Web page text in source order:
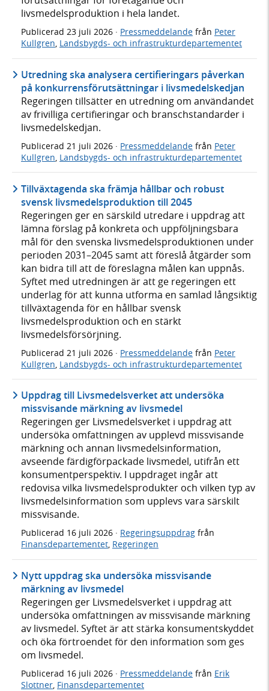
livsmedelsproduktion i hela landet.
Publicerad 23 juli 2026 · Pressmeddelande från Peter
Kullgren, Landsbygds- och infrastrukturdepartementet
Utredning ska analysera certifieringars påverkan
på konkurrensförutsättningar i livsmedelskedjan
Regeringen tillsätter en utredning om användandet
av frivilliga certifieringar och branschstandarder i
livsmedelskedjan.
Publicerad 21 juli 2026 · Pressmeddelande från Peter
Kullgren, Landsbygds- och infrastrukturdepartementet
Tillväxtagenda ska främja hållbar och robust
svensk livsmedelsproduktion till 2045
Regeringen ger en särskild utredare i uppdrag att
lämna förslag på konkreta och uppföljningsbara
mål för den svenska livsmedelsproduktionen under
perioden 2031–2045 samt att föreslå åtgärder som
kan bidra till att de föreslagna målen kan uppnås.
Syftet med utredningen är att ge regeringen ett
underlag för att kunna utforma en samlad långsiktig
tillväxtagenda för en hållbar svensk
livsmedelsproduktion och en stärkt
livsmedelsförsörjning.
Publicerad 21 juli 2026 · Pressmeddelande från Peter
Kullgren Landsbygds- och infrastrukturdepartementet
Uppdrag till Livsmedelsverket att undersöka
missvisande märkning av livsmedel
Regeringen ger Livsmedelsverket i uppdrag att
undersöka omfattningen av upplevd missvisande
märkning och annan livsmedelsinformation,
avseende färdigförpackade livsmedel, utifrån ett
konsumentperspektiv. I uppdraget ingår att
redovisa vilka livsmedelsprodukter och vilken typ av
livsmedelsinformation som upplevs vara särskilt
missvisande.
Publicerad 16 juli 2026 · Regeringsuppdrag från
Finansdepartementet, Regeringen
Nytt uppdrag ska undersöka missvisande
märkning av livsmedel
Regeringen ger Livsmedelsverket i uppdrag att
undersöka omfattningen av missvisande märkning
av livsmedel. Syftet är att stärka konsumentskyddet
och öka förtroendet för den information som ges
om livsmedel.
Publicerad 16 juli 2026 · Pressmeddelande från Erik
Slottner, Finansdepartementet